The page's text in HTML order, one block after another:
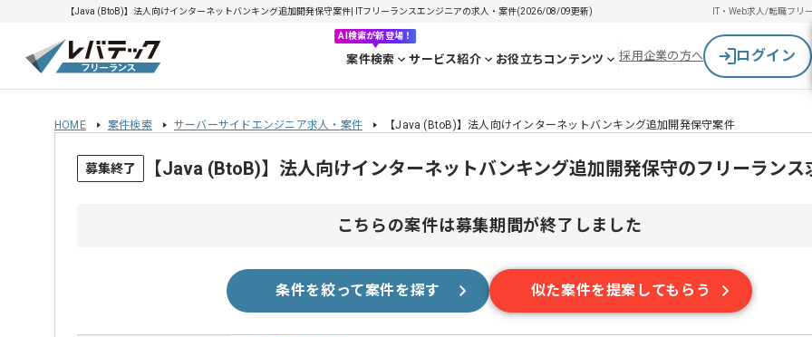
【Java (BtoB)】法人向けインターネットバンキング追加開発保守案件| ITフリーランスエンジニアの求人・案件(2026/08/09更新) IT・Web求人/転職フリ
AI検索が新登場！
案件検索 サービス紹介 お役立ちコンテンツ 採用企業の方へ ログイン
HOME 案件検索 サーバーサイドエンジニア求人・案件 【Java (BtoB)】法人向けインターネットバンキング追加開発保守案件
募集終了 【Java (BtoB)】法人向けインターネットバンキング追加開発保守のフリーランス
こちらの案件は募集期間が終了しました
条件を絞って案件を探す 似た案件を提案してもらう